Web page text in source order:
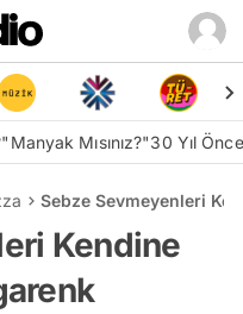
"Manyak Mısınız?"30 Yıl
Sebze Sevmeyenleri
Kendine